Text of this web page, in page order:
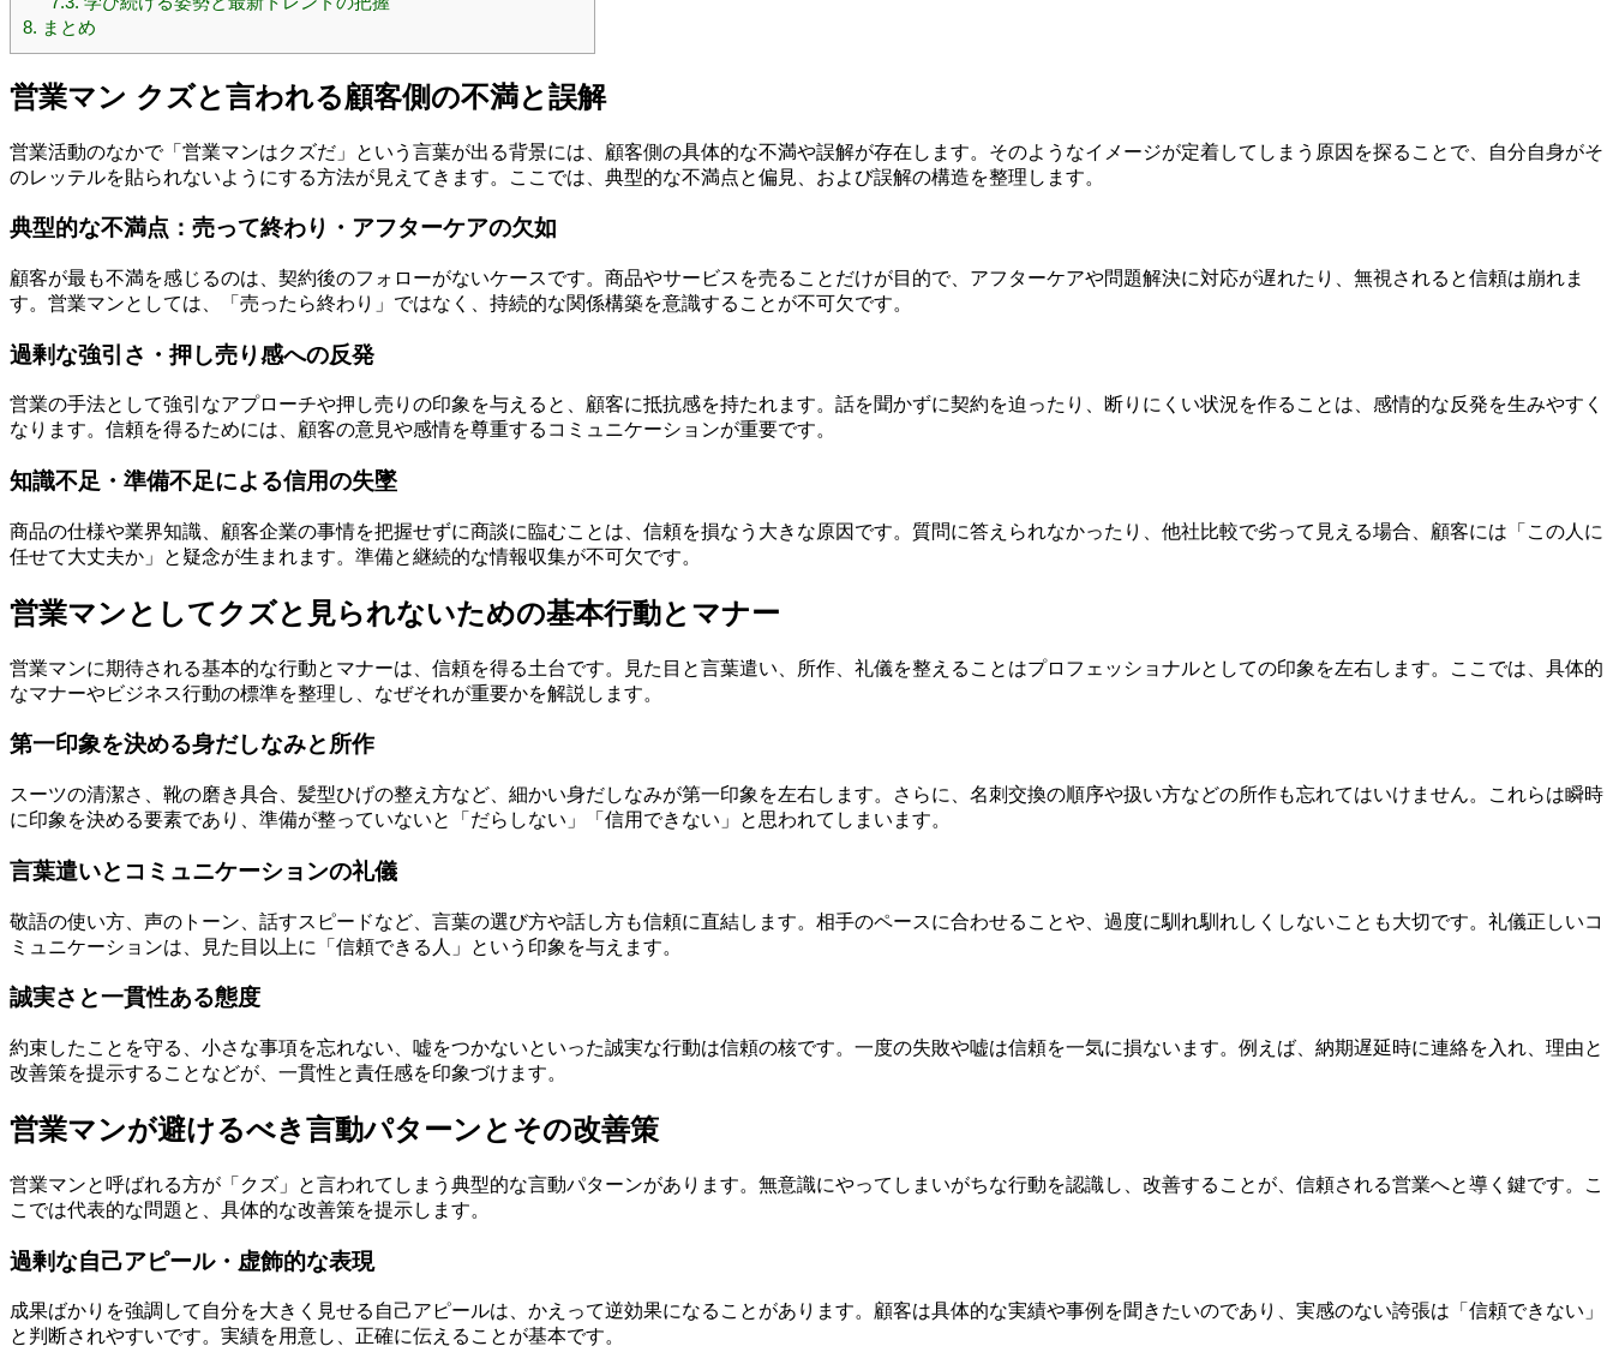
8. まとめ
営業マン クズと言われる顧客側の不満と誤解
営業活動のなかで「営業マンはクズだ」という言葉が出る背景には、顧客側の具体的な不満や誤解が存在します。そのようなイメージが定着してしまう原因を探ることで、自分自身がそ
のレッテルを貼られないようにする方法が見えてきます。ここでは、典型的な不満点と偏見、および誤解の構造を整理します。
典型的な不満点：売って終わり・アフターケアの欠如
顧客が最も不満を感じるのは、契約後のフォローがないケースです。商品やサービスを売ることだけが目的で、アフターケアや問題解決に対応が遅れたり、無視されると信頼は崩れま
す。営業マンとしては、「売ったら終わり」ではなく、持続的な関係構築を意識することが不可欠です。
過剰な強引さ・押し売り感への反発
営業の手法として強引なアプローチや押し売りの印象を与えると、顧客に抵抗感を持たれます。話を聞かずに契約を迫ったり、断りにくい状況を作ることは、感情的な反発を生みやすく
なります。信頼を得るためには、顧客の意見や感情を尊重するコミュニケーションが重要です。
知識不足・準備不足による信用の失墜
商品の仕様や業界知識、顧客企業の事情を把握せずに商談に臨むことは、信頼を損なう大きな原因です。質問に答えられなかったり、他社比較で劣って見える場合、顧客には「この人に
任せて大丈夫か」と疑念が生まれます。準備と継続的な情報収集が不可欠です。
営業マンとしてクズと見られないための基本行動とマナー
営業マンに期待される基本的な行動とマナーは、信頼を得る土台です。見た目と言葉遣い、所作、礼儀を整えることはプロフェッショナルとしての印象を左右します。ここでは、具体的
なマナーやビジネス行動の標準を整理し、なぜそれが重要かを解説します。
第一印象を決める身だしなみと所作
スーツの清潔さ、靴の磨き具合、髪型ひげの整え方など、細かい身だしなみが第一印象を左右します。さらに、名刺交換の順序や扱い方などの所作も忘れてはいけません。これらは瞬時
に印象を決める要素であり、準備が整っていないと「だらしない」「信用できない」と思われてしまいます。
言葉遣いとコミュニケーションの礼儀
敬語の使い方、声のトーン、話すスピードなど、言葉の選び方や話し方も信頼に直結します。相手のペースに合わせることや、過度に馴れ馴れしくしないことも大切です。礼儀正しいコ
ミュニケーションは、見た目以上に「信頼できる人」という印象を与えます。
誠実さと一貫性ある態度
約束したことを守る、小さな事項を忘れない、嘘をつかないといった誠実な行動は信頼の核です。一度の失敗や嘘は信頼を一気に損ないます。例えば、納期遅延時に連絡を入れ、理由と
改善策を提示することなどが、一貫性と責任感を印象づけます。
営業マンが避けるべき言動パターンとその改善策
営業マンと呼ばれる方が「クズ」と言われてしまう典型的な言動パターンがあります。無意識にやってしまいがちな行動を認識し、改善することが、信頼される営業へと導く鍵です。こ
こでは代表的な問題と、具体的な改善策を提示します。
過剰な自己アピール・虚飾的な表現
成果ばかりを強調して自分を大きく見せる自己アピールは、かえって逆効果になることがあります。顧客は具体的な実績や事例を聞きたいのであり、実感のない誇張は「信頼できない」
と判断されやすいです。実績を用意し、正確に伝えることが基本です。